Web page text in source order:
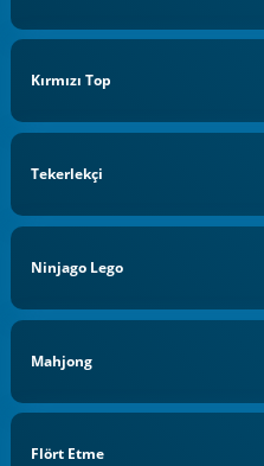
Kırmızı Top
Tekerlekçi
Ninjago Lego
Mahjong
Flört Etme